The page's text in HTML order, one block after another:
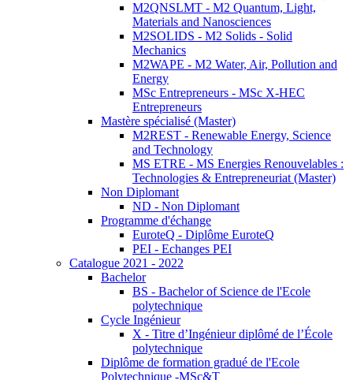
M2QNSLMT - M2 Quantum, Light,
Materials and Nanosciences
M2SOLIDS - M2 Solids - Solid
Mechanics
M2WAPE - M2 Water, Air, Pollution and
Energy
MSc Entrepreneurs - MSc X-HEC
Entrepreneurs
Mastère spécialisé (Master)
M2REST - Renewable Energy, Science
and Technology
MS ETRE - MS Energies Renouvelables :
Technologies & Entrepreneuriat (Master)
Non Diplomant
ND - Non Diplomant
Programme d'échange
EuroteQ - Diplôme EuroteQ
PEI - Echanges PEI
Catalogue 2021 - 2022
Bachelor
BS - Bachelor of Science de l'Ecole
polytechnique
Cycle Ingénieur
X - Titre d’Ingénieur diplômé de l’École
polytechnique
Diplôme de formation gradué de l'Ecole
Polytechnique -MSc&T